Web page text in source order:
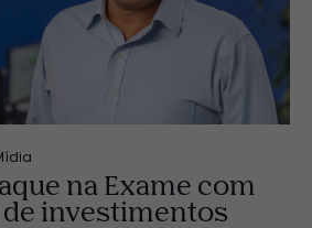
na Exame com
de investimentos